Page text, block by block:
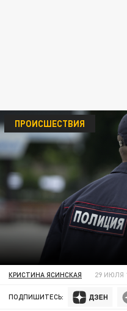
ПРОИСШЕСТВИЯ
КРИСТИНА ЯСИНСКАЯ 29 ИЮЛЯ
ПОДПИШИТЕСЬ: